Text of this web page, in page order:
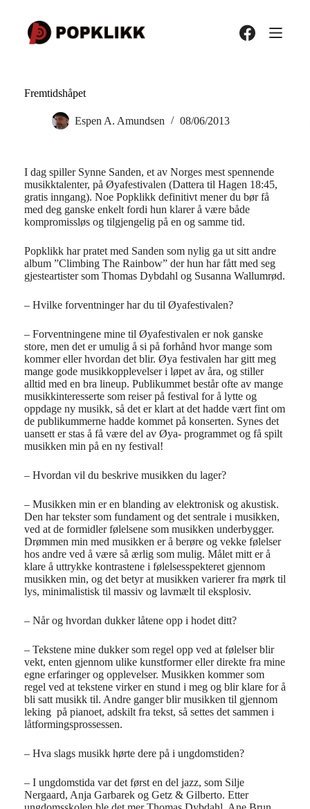
innholdet
Fremtidshåpet
Espen A. Amundsen 08/06/2013
I dag spiller Synne Sanden, et av Norges mest spennende
musikktalenter, på Øyafestivalen (Dattera til Hagen 18:45,
gratis inngang). Noe Popklikk definitivt mener du bør få
med deg ganske enkelt fordi hun klarer å være både
kompromissløs og tilgjengelig på en og samme tid.
Popklikk har pratet med Sanden som nylig ga ut sitt andre
album ”Climbing The Rainbow” der hun har fått med seg
gjesteartister som Thomas Dybdahl og Susanna Wallumrød.
– Hvilke forventninger har du til Øyafestivalen?
– Forventningene mine til Øyafestivalen er nok ganske
store, men det er umulig å si på forhånd hvor mange som
kommer eller hvordan det blir. Øya festivalen har gitt meg
mange gode musikkopplevelser i løpet av åra, og stiller
alltid med en bra lineup. Publikummet består ofte av mange
musikkinteresserte som reiser på festival for å lytte og
oppdage ny musikk, så det er klart at det hadde vært fint om
de publikummerne hadde kommet på konserten. Synes det
uansett er stas å få være del av Øya- programmet og få spilt
musikken min på en ny festival!
– Hvordan vil du beskrive musikken du lager?
– Musikken min er en blanding av elektronisk og akustisk.
Den har tekster som fundament og det sentrale i musikken,
ved at de formidler følelsene som musikken underbygger.
Drømmen min med musikken er å berøre og vekke følelser
hos andre ved å være så ærlig som mulig. Målet mitt er å
klare å uttrykke kontrastene i følelsesspekteret gjennom
musikken min, og det betyr at musikken varierer fra mørk til
lys, minimalistisk til massiv og lavmælt til eksplosiv.
– Når og hvordan dukker låtene opp i hodet ditt?
– Tekstene mine dukker som regel opp ved at følelser blir
vekt, enten gjennom ulike kunstformer eller direkte fra mine
egne erfaringer og opplevelser. Musikken kommer som
regel ved at tekstene virker en stund i meg og blir klare for å
bli satt musikk til. Andre ganger blir musikken til gjennom
leking på pianoet, adskilt fra tekst, så settes det sammen i
låtformingsprossessen.
– Hva slags musikk hørte dere på i ungdomstiden?
– I ungdomstida var det først en del jazz, som Silje
Nergaard, Anja Garbarek og Getz & Gilberto. Etter